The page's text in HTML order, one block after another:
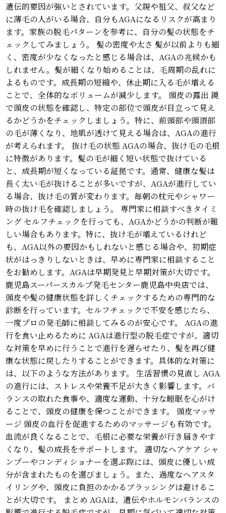
遺伝的要因が強いとされています。父親や祖父、叔父など
に薄毛の人がいる場合、自分もAGAになるリスクが高まり
ます。家族の脱毛パターンを参考に、自分の髪の状態をチ
ェックしてみましょう。 髪の密度や太さ 髪が以前よりも細
く、密度が少なくなったと感じる場合は、AGAの兆候かも
しれません。髪が細くなり始めることは、毛周期の乱れに
よるものです。成長期の短縮や、休止期に入る毛が増える
ことで、全体的なボリュームが減少します。 頭皮の露出 鏡
で頭皮の状態を確認し、特定の部位で頭皮が目立って見え
るかどうかをチェックしましょう。特に、前頭部や頭頂部
の毛が薄くなり、地肌が透けて見える場合は、AGAの進行
が考えられます。 抜け毛の状態 AGAの場合、抜け毛の毛根
に特徴があります。髪の毛が細く短い状態で抜けている
と、成長期が短くなっている証拠です。通常、健康な髪は
長く太い毛が抜けることが多いですが、AGAが進行してい
る場合、抜け毛の質が変わります。毎朝の枕元やシャワー
時の抜け毛を確認しましょう。 専門家に相談すべきタイミ
ング セルフチェックを行っても、AGAかどうかの判断が難
しい場合もあります。特に、抜け毛が増えているけれど
も、AGA以外の要因かもしれないと感じる場合や、初期症
状がはっきりしないときは、早めに専門家に相談すること
をお勧めします。AGAは早期発見と早期対策が大切です。
鹿児島スーパースカルプ発毛センター鹿児島中央店では、
頭皮や髪の健康状態を詳しくチェックするための専門的な
診断を行っています。セルフチェックで不安を感じたら、
一度プロの発毛師に相談してみるのが安心です。 AGAの進
行を食い止めるために AGAは進行型の脱毛症ですが、適切
な対策を早めに行うことで進行を遅らせたり、髪を再び健
康な状態に戻したりすることができます。具体的な対策に
は、以下のような方法があります。 生活習慣の見直し AGA
の進行には、ストレスや栄養不足が大きく影響します。バ
ランスの取れた食事や、適度な運動、十分な睡眠を心がけ
ることで、頭皮の健康を保つことができます。 頭皮マッサ
ージ 頭皮の血行を促進するためのマッサージも有効です。
血流が良くなることで、毛根に必要な栄養が行き届きやす
くなり、髪の成長をサポートします。 適切なヘアケア シャ
ンプーやコンディショナーを選ぶ際には、頭皮に優しい成
分が含まれたものを選びましょう。また、過度なヘアスタ
イリングや、頭皮に負担のかかるブラッシングは避けるこ
とが大切です。 まとめ AGAは、遺伝やホルモンバランスの